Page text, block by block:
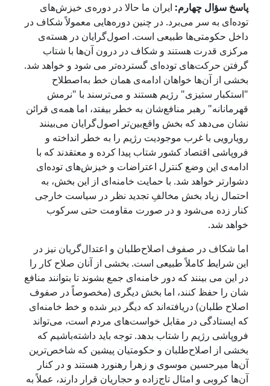
پاسخ سؤال چهارم:ایران ما حالا در دوره‌ی خیزش‌های
توده‌ای به سر می‌برد. در چنین دوره‌هایی معمولاً شکاف در
داخل حکومتی‌ها طبیعی است. اصول‌گرایان در هسته‌ی
مرکزی قدرت هستند و شکاف در درون آن‌ها با شتاب
گرفتن حرکت‌های توده‌ای گسترده‌تر می شود و خواهد شد.
بخشی از آن‌ها خواهان ادامه‌ی همان خط به‌اصطلاح
"استکبار ستیزی" رژیم هستند و می‌ترسند با "نرمش
قهرمانانه" رهبر منافع‌شان به خطر بیفتد، اما همه‌ی قرائن
نشان می‌دهد که بخش واقع‌بین‌تر اصول‌گرایان می‌بینند
رویارویی با غرب موجودیت رژیم را به خطر انداخته و
فروپاشی اقتصاد کشور شتاب پیدا کرده و معتقدند که با
ادامه‌ی این وضع کنترل اعتراضات و خیزش‌های توده‌ای
دشوارتر خواهد شد. با حمایت خامنه‌ای از این بخش، به
احتمال زیاد بخش مخالفِ تجدید نظر در سیاست خارجی
کنار زده می‌شود و در صورت مقاومت حتی سرکوب
خواهد شد.
اما شکاف در صفوف اصلاح‌طلبان و اعتدال‌گریان نیز در
این شرایط کاملاً طبیعی است. بخشی از آنان صلاح کار را
در این می بینند که دور خامنه‌ای جمع بشوند تا بتوانند منافع
شان را حفظ کنند، اما بخش دیگری (مخصوصاً در صفوف
اصلاح طلبان) دریافته‌اند که دیگر دیر شده و خط خامنه‌ای
که ایستادگی در مقابل خواست‌های مردم است، می‌تواند
فروپاشی رژیم را شتاب بدهد. توجه باید داشته‌باشیم که
بخشی از اصلاح‌طلبان و حکومتیان پیشین که شاخص‌ترین
آن‌ها میرحسین موسوی و زهرا رهنورد هستند و در کنار
آن‌ها کروبی و امثال تاج‌زاده و حجاریان قرار دارند، عملاً به